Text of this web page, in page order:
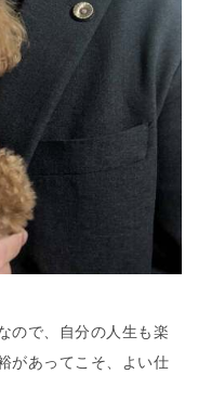
ので、自分の人生も楽
があってこそ、よい仕